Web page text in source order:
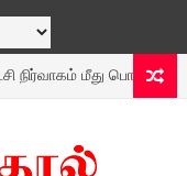
மீது பொதுமக்கள்